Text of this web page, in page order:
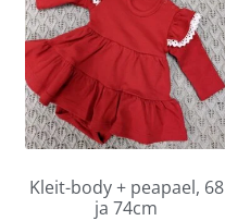
Kleit-body + peapael, 68
ja 74cm